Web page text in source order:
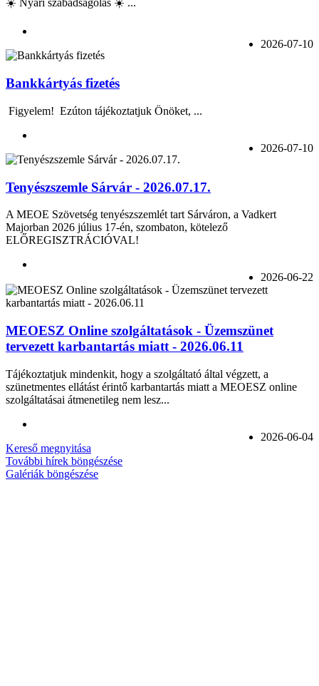
☀️ Nyári szabadságolás ☀️ ...
2026-07-10
Bankkártyás fizetés
Figyelem! Ezúton tájékoztatjuk Önöket, ...
2026-07-10
Tenyészszemle Sárvár - 2026.07.17.
A MEOE Szövetség tenyészszemlét tart Sárváron, a Vadkert
Majorban 2026 július 17-én, szombaton, kötelező
ELŐREGISZTRÁCIÓVAL!
2026-06-22
MEOESZ Online szolgáltatások - Üzemszünet
tervezett karbantartás miatt - 2026.06.11
Tájékoztatjuk mindenkit, hogy a szolgáltató által végzett, a
szünetmentes ellátást érintő karbantartás miatt a MEOESZ online
szolgáltatásai átmenetileg nem lesz...
2026-06-04
Kereső megnyitása
További hírek böngészése
Galériák böngészése